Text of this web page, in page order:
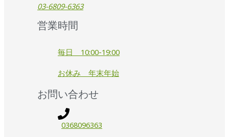
03-6809-6363
営業時間
毎日 10:00-19:00
お休み 年末年始
お問い合わせ
0368096363